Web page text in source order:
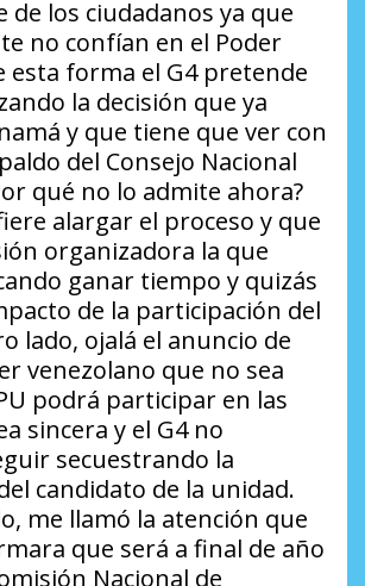
de los ciudadanos ya que
no confían en el Poder
esta forma el G4 pretende
la decisión que ya
y que tiene que ver con
del Consejo Nacional
qué no lo admite ahora?
alargar el proceso y que
organizadora la que
ganar tiempo y quizás
de la participación del
lado, ojalá el anuncio de
venezolano que no sea
podrá participar en las
sincera y el G4 no
secuestrando la
candidato de la unidad.
me llamó la atención que
que será a final de año
Nacional de